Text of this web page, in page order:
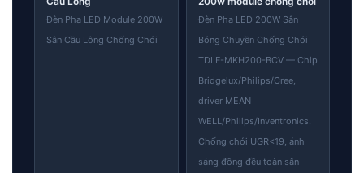
Đèn Pha LED Module 200W
Sân Cầu Lông Chống Chói
Đèn Pha LED 200W Sân
Bóng Chuyền Chống Chói
TDLF-MKH200-BCV — Chip
Bridgelux/Philips/Cree,
driver MEAN
WELL/Philips/Inventronics.
Chống chói UGR<19, ánh
sáng đồng đều toàn sân